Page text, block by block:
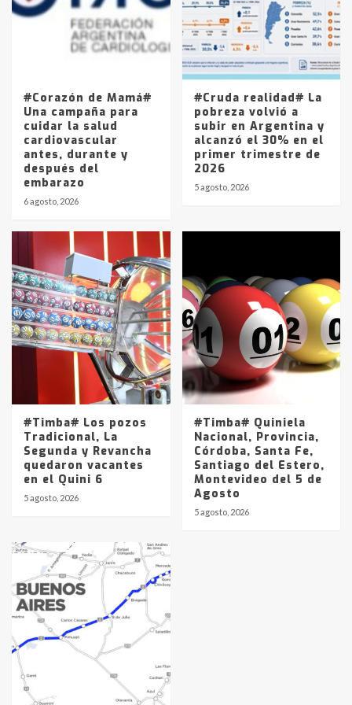
Los precios de los combustibles en
La Pampa, desde YPF hasta Axion
entre 857 a 1338 pesos
#Corazón de Mamá#
Una campaña para
cuidar la salud
cardiovascular
antes, durante y
después del
embarazo
6 agosto, 2026
#Cruda realidad# La
pobreza volvió a
subir en Argentina y
alcanzó el 30% en el
primer trimestre de
2026
5 agosto, 2026
#Timba# Los pozos
Tradicional, La
Segunda y Revancha
quedaron vacantes
en el Quini 6
5 agosto, 2026
#Timba# Quiniela
Nacional, Provincia,
Córdoba, Santa Fe,
Santiago del Estero,
Montevideo del 5 de
Agosto
5 agosto, 2026